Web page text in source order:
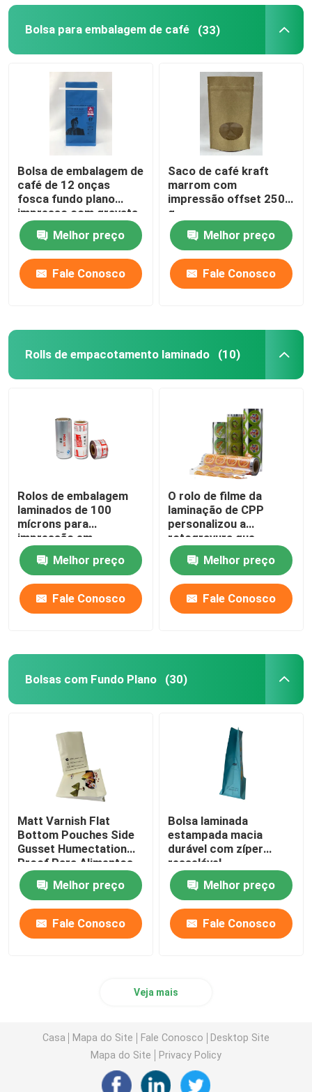
Bolsa para embalagem de café (33)
Bolsa de embalagem de
café de 12 onças
fosca fundo plano
impresso com gravata
de estanho
Melhor preço
Fale Conosco
Saco de café kraft
marrom com
impressão offset 250
g
Melhor preço
Fale Conosco
Rolls de empacotamento laminado (10)
Rolos de embalagem
laminados de 100
mícrons para
impressão em
rotogravura Rolo de
filme laminado
Melhor preço
Fale Conosco
O rolo de filme da
laminação de CPP
personalizou a
rotogravura que
imprime o rolo de
estratificação da folha
Melhor preço
Fale Conosco
Bolsas com Fundo Plano (30)
Matt Varnish Flat
Bottom Pouches Side
Gusset Humectation
Proof Para Alimentos
de Arroz
Melhor preço
Fale Conosco
Bolsa laminada
estampada macia
durável com zíper
resselável
Melhor preço
Fale Conosco
Veja mais
Casa Mapa do Site Fale Conosco
Desktop Site
Mapa do Site
Privacy Policy